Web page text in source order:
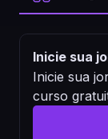
Inicie sua
Inicie sua
curso